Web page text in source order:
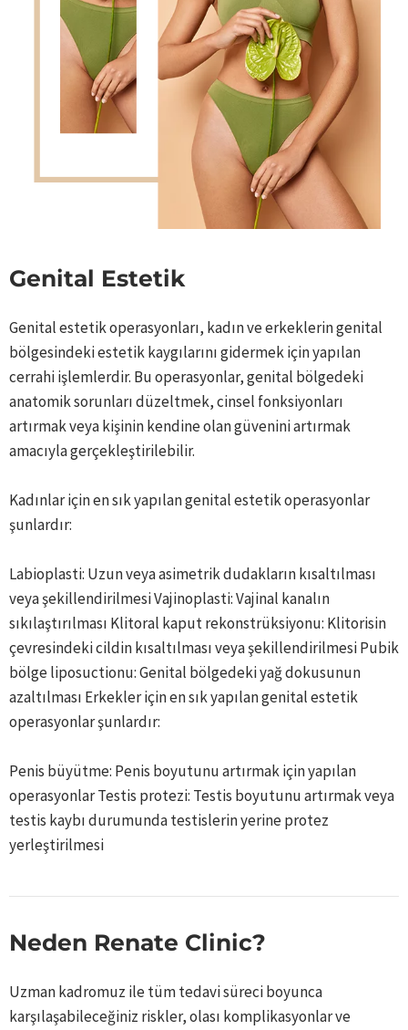
Genital Estetik
Genital estetik operasyonları, kadın ve erkeklerin genital
bölgesindeki estetik kaygılarını gidermek için yapılan
cerrahi işlemlerdir. Bu operasyonlar, genital bölgedeki
anatomik sorunları düzeltmek, cinsel fonksiyonları
artırmak veya kişinin kendine olan güvenini artırmak
amacıyla gerçekleştirilebilir.
Kadınlar için en sık yapılan genital estetik operasyonlar
şunlardır:
Labioplasti: Uzun veya asimetrik dudakların kısaltılması
veya şekillendirilmesi Vajinoplasti: Vajinal kanalın
sıkılaştırılması Klitoral kaput rekonstrüksiyonu: Klitorisin
çevresindeki cildin kısaltılması veya şekillendirilmesi Pubik
bölge liposuctionu: Genital bölgedeki yağ dokusunun
azaltılması Erkekler için en sık yapılan genital estetik
operasyonlar şunlardır:
Penis büyütme: Penis boyutunu artırmak için yapılan
operasyonlar Testis protezi: Testis boyutunu artırmak veya
testis kaybı durumunda testislerin yerine protez
yerleştirilmesi
Neden Renate Clinic?
Uzman kadromuz ile tüm tedavi süreci boyunca
karşılaşabileceğiniz riskler, olası komplikasyonlar ve